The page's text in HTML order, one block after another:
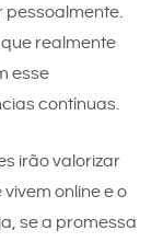
pessoalmente.
realmente
esse
contínuas.
irão valorizar
online e o
se a promessa